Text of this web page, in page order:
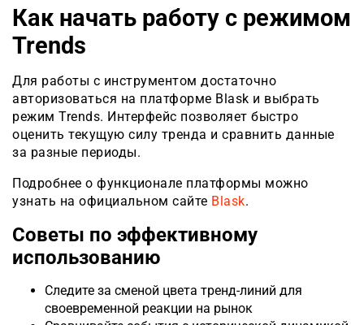
Как начать работу с режимом
Trends
Для работы с инструментом достаточно
авторизоваться на платформе Blask и выбрать
режим Trends. Интерфейс позволяет быстро
оценить текущую силу тренда и сравнить данные
за разные периоды.
Подробнее о функционале платформы можно
узнать на официальном сайте Blask.
Советы по эффективному
использованию
Следите за сменой цвета тренд-линий для
своевременной реакции на рынок